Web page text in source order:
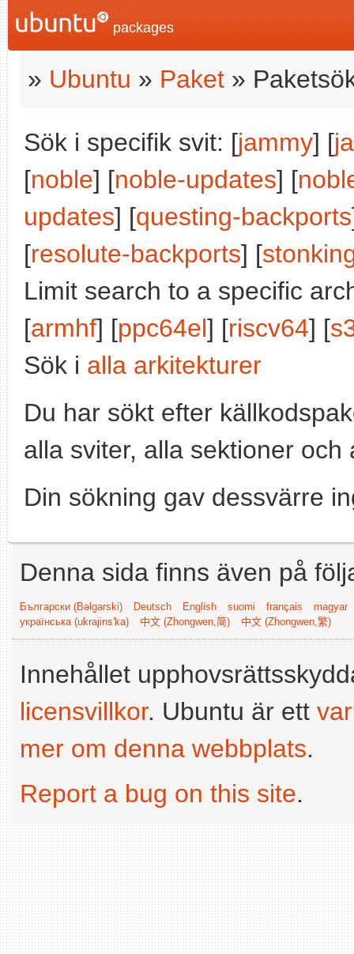
packages
» Ubuntu » Paket »
Sök i specifik svit: [jammy] [
[noble] [noble-updates] [
updates] [questing-backports
[resolute-backports] [
Limit search to a specific
[armhf] [ppc64el] [riscv64] [
Sök i alla arkitekturer
Du har sökt efter
alla sviter, alla sektioner
Din sökning gav dessvärre
Denna sida finns även på
Български (Bəlgarski) Deutsch English suomi français
magyar
українська (ukrajins'ka)
中文 (Zhongwen,简) 中文 (Zhongwen,繁)
Innehållet
licensvillkor. Ubuntu är ett
mer om denna webbplats.
Report a bug on this site.